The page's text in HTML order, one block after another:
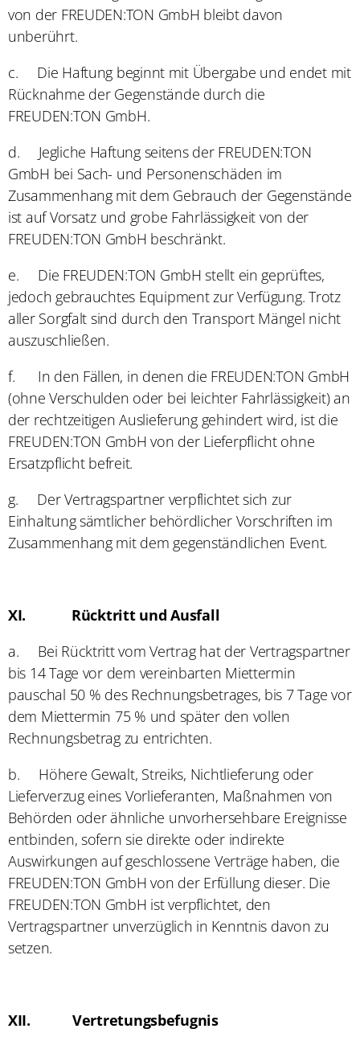
von der FREUDEN:TON GmbH bleibt davon
unberührt.
c.
Die Haftung beginnt mit Übergabe und endet mit
Rücknahme der Gegenstände durch die
FREUDEN:TON GmbH.
d.
Jegliche Haftung seitens der FREUDEN:TON
GmbH bei Sach- und Personenschäden im
Zusammenhang mit dem Gebrauch der Gegenstände
ist auf Vorsatz und grobe Fahrlässigkeit von der
FREUDEN:TON GmbH beschränkt.
e.
Die FREUDEN:TON GmbH stellt ein geprüftes,
jedoch gebrauchtes Equipment zur Verfügung. Trotz
aller Sorgfalt sind durch den Transport Mängel nicht
auszuschließen.
f.
In den Fällen, in denen die FREUDEN:TON GmbH
(ohne Verschulden oder bei leichter Fahrlässigkeit) an
der rechtzeitigen Auslieferung gehindert wird, ist die
FREUDEN:TON GmbH von der Lieferpflicht ohne
Ersatzpflicht befreit.
g.
Der Vertragspartner verpflichtet sich zur
Einhaltung sämtlicher behördlicher Vorschriften im
Zusammenhang mit dem gegenständlichen Event.
XI.
Rücktritt und Ausfall
a.
Bei Rücktritt vom Vertrag hat der Vertragspartner
bis 14 Tage vor dem vereinbarten Miettermin
pauschal 50 % des Rechnungsbetrages, bis 7 Tage vor
dem Miettermin 75 % und später den vollen
Rechnungsbetrag zu entrichten.
b.
Höhere Gewalt, Streiks, Nichtlieferung oder
Lieferverzug eines Vorlieferanten, Maßnahmen von
Behörden oder ähnliche unvorhersehbare Ereignisse
entbinden, sofern sie direkte oder indirekte
Auswirkungen auf geschlossene Verträge haben, die
FREUDEN:TON GmbH von der Erfüllung dieser. Die
FREUDEN:TON GmbH ist verpflichtet, den
Vertragspartner unverzüglich in Kenntnis davon zu
setzen.
XII.
Vertretungsbefugnis